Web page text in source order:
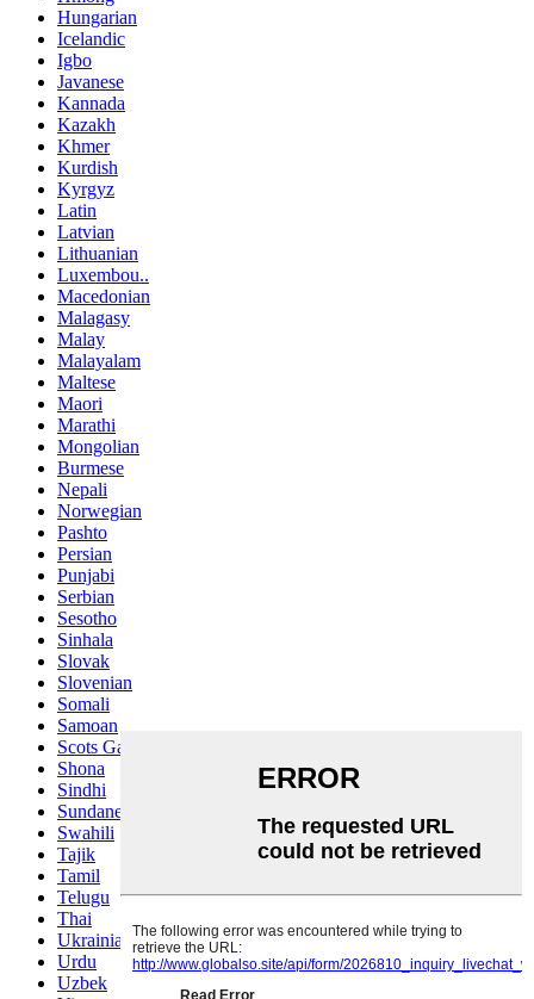
Hungarian
Icelandic
Igbo
Javanese
Kannada
Kazakh
Khmer
Kurdish
Kyrgyz
Latin
Latvian
Lithuanian
Luxembou..
Macedonian
Malagasy
Malay
Malayalam
Maltese
Maori
Marathi
Mongolian
Burmese
Nepali
Norwegian
Pashto
Persian
Punjabi
Serbian
Sesotho
Sinhala
Slovak
Slovenian
Somali
Samoan
Scots Gaelic
Shona
Sindhi
Sundanese
Swahili
Tajik
Tamil
Telugu
Thai
Ukrainian
Urdu
Uzbek